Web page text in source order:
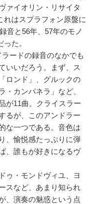
ァイオリン・リサイタ
れはスプラフォン原盤に
音と56年、57年のモノ
た。
ードの録音のなかでも
いいだろう。まず、ス
ロンド」、グルックの
・カンパネラ」など、
が11曲。クライスラー
るが、このアンドラー
な一つである。音色は
、愉悦感たっぷりに弾
、誰もが好きになるヴ
ゥ・モンドヴィユ、ヨ
スなど、あまり知られ
、演奏の魅惑という点